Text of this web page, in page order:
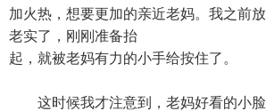
加火热，想要更加的亲近老妈。我之前
老实了，刚刚准备抬
起，就被老妈有力的小手给按住了。
这时候我才注意到，老妈好看的小脸